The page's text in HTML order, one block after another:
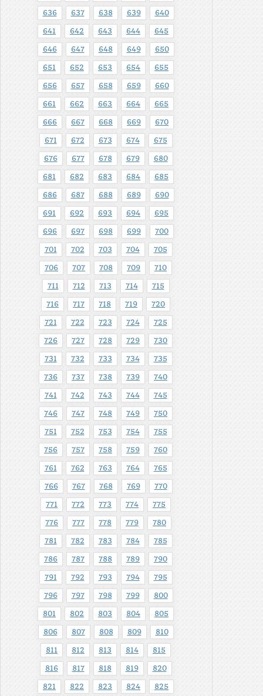
636 637 638 639 640
641 642 643 644 645
646 647 648 649 650
651 652 653 654 655
656 657 658 659 660
661 662 663 664 665
666 667 668 669 670
671 672 673 674 675
676 677 678 679 680
681 682 683 684 685
686 687 688 689 690
691 692 693 694 695
696 697 698 699 700
701 702 703 704 705
706 707 708 709 710
711 712 713 714 715
716 717 718 719 720
721 722 723 724 725
726 727 728 729 730
731 732 733 734 735
736 737 738 739 740
741 742 743 744 745
746 747 748 749 750
751 752 753 754 755
756 757 758 759 760
761 762 763 764 765
766 767 768 769 770
771 772 773 774 775
776 777 778 779 780
781 782 783 784 785
786 787 788 789 790
791 792 793 794 795
796 797 798 799 800
801 802 803 804 805
806 807 808 809 810
811 812 813 814 815
816 817 818 819 820
821 822 823 824 825